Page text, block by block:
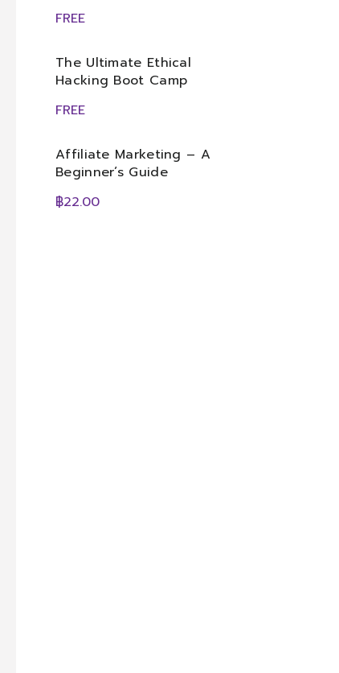
FREE
The Ultimate Ethical
Hacking Boot Camp
FREE
Affiliate Marketing – A
Beginner’s Guide
฿22.00